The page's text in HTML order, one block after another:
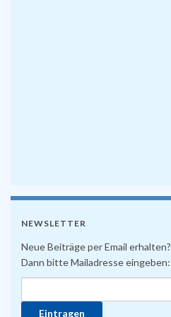
NEWSLETTER
Neue Beiträge per Email erhalten?
Dann bitte Mailadresse eingeben: